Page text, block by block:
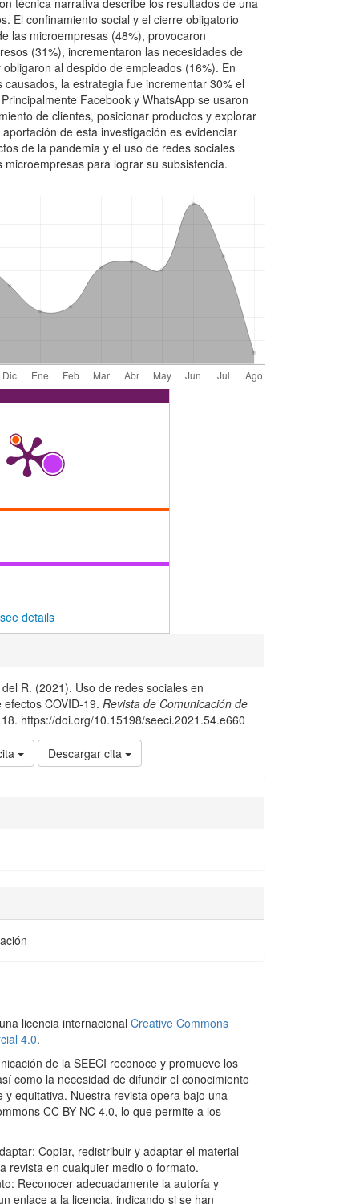
técnica narrativa describe los resultados de una
El confinamiento social y el cierre obligatorio
las microempresas (48%), provocaron
(31%), incrementaron las necesidades de
al despido de empleados (16%). En
causados, la estrategia fue incrementar 30% el
Facebook y WhatsApp se usaron
de clientes, posicionar productos y explorar
de esta investigación es evidenciar
de la pandemia y el uso de redes sociales
microempresas para lograr su subsistencia.
see details
R. (2021). Uso de redes sociales en
efectos COVID-19.Revista de Comunicación de
https://doi.org/10.15198/seeci.2021.54.e660
Descargar cita
licencia internacionalCreative Commons
4.0.
de la SEECI reconoce y promueve los
como la necesidad de difundir el conocimiento
y equitativa. Nuestra revista opera bajo una
CC BY-NC 4.0, lo que permite a los
Copiar, redistribuir y adaptar el material
revista en cualquier medio o formato.
Reconocer adecuadamente la autoría y
enlace a la licencia, indicando si se han